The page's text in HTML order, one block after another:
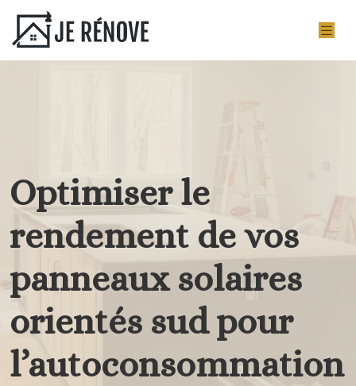
Optimiser le
rendement de vos
panneaux solaires
orientés sud pour
l’autoconsommation